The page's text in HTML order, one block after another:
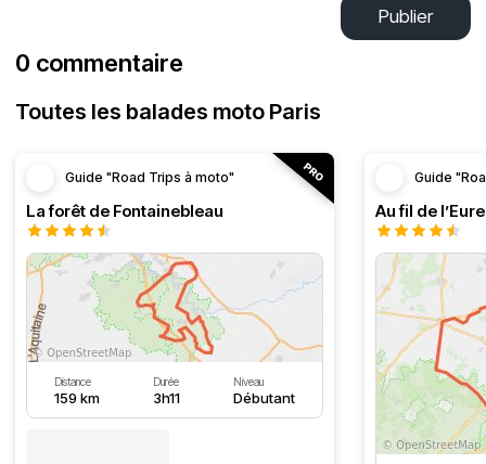
Publier
0 commentaire
Toutes les balades moto Paris
Guide "Road Trips à moto"
La forêt de Fontainebleau
Distance
159 km
Durée
3h11
Niveau
Débutant
Guide
Au fil de l’Eure